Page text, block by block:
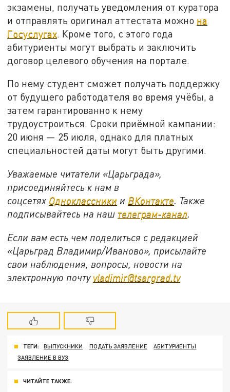
экзамены, получать уведомления от куратора
и отправлять оригинал аттестата можно на
Госуслугах. Кроме того, с этого года
абитуриенты могут выбрать и заключить
договор целевого обучения на портале.
По нему студент сможет получать поддержку
от будущего работодателя во время учёбы, а
затем гарантированно к нему
трудоустроиться. Сроки приёмной кампании:
20 июня — 25 июля, однако для платных
специальностей даты могут быть другими.
Уважаемые читатели «Царьграда»,
присоединяйтесь к нам в
соцсетях Одноклассники и ВКонтакте. Также
подписывайтесь на наш телеграм-канал.
Если вам есть чем поделиться с редакцией
«Царьград Владимир/Иваново», присылайте
свои наблюдения, вопросы, новости на
электронную почту vladimir@tsargrad.tv
ТЕГИ: ВЫПУСКНИКИ ПОДАТЬ ЗАЯВЛЕНИЕ
АБИТУРИЕНТЫ
ЗАЯВЛЕНИЕ В ВУЗ
ЧИТАЙТЕ ТАКЖЕ: